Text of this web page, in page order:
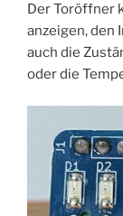
Der Toröffner
anzeigen, den
auch die
oder die